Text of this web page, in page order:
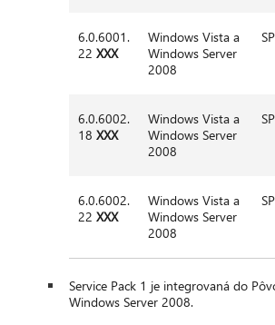
6.0.6001.
22XXX
Windows Vista a
Windows Server
2008
6.0.6002.
18XXX
Windows Vista a
Windows Server
2008
6.0.6002.
22XXX
Windows Vista a
Windows Server
2008
Service Pack 1 je integrovaná do
Windows Server 2008.